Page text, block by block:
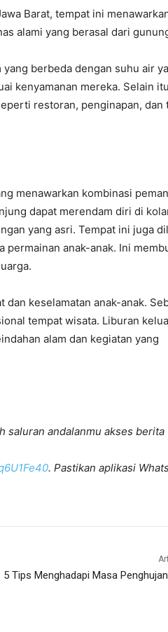
Barat, tempat ini
alami yang berasal dari
berbeda dengan suhu air
kenyamanan mereka. Selain
restoran, penginapan, dan
menawarkan kombinasi
dapat merendam diri di
yang asri. Tempat ini juga
anak-anak. Ini
keselamatan anak-anak.
tempat wisata. Liburan
alam dan kegiatan yang
saluran andalanmu akses berita
. Pastikan aplikasi
5 Tips Menghadapi Masa